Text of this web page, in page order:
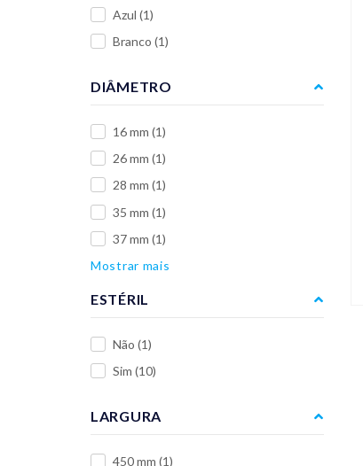
Azul (1)
Branco (1)
DIÂMETRO
16 mm (1)
26 mm (1)
28 mm (1)
35 mm (1)
37 mm (1)
Mostrar mais
ESTÉRIL
Não (1)
Sim (10)
LARGURA
450 mm (1)